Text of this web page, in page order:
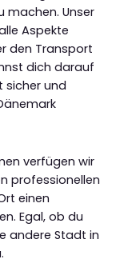
machen. Unser
Aspekte
den Transport
dich darauf
sicher und
verfügen wir
professionellen
einen
Egal, ob du
andere Stadt in